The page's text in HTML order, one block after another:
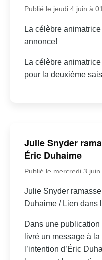
Publié le jeudi 4 juin à
La célèbre
annonce!
La célèbre
pour la deuxième
Julie Snyder
Éric Duhaime
Publié le mercredi 3 juin
Julie Snyder
Duhaime / Lien dans
Dans une
livré un message à
l’intention d’Éric